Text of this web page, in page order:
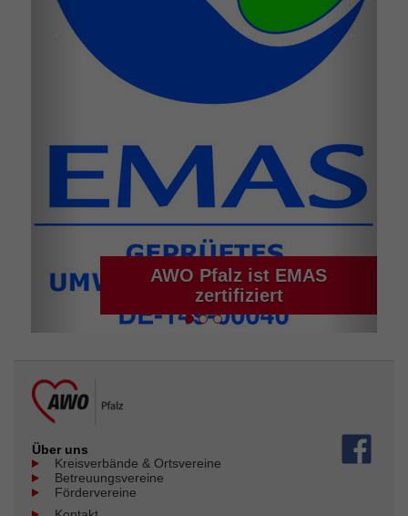
AWO Pfalz ist EMAS
zertifiziert
Über uns
Kreisverbände & Ortsvereine
Betreuungsvereine
Fördervereine